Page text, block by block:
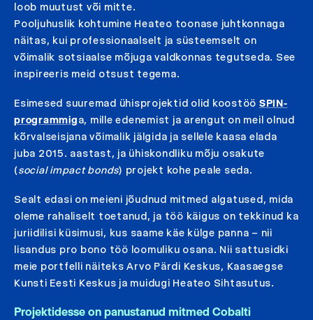
loob muutust või mitte.
Pooljuhuslik kohtumine Heateo toonase juhtkonnaga
näitas, kui professionaalselt ja süsteemselt on
võimalik sotsiaalse mõjuga valdkonnas tegutseda. See
inspireeris meid otsust tegema.
Esimesed suuremad ühisprojektid olid koostöö SPIN-
programmiga, mille edenemist ja arengut on meil olnud
kõrvalseisjana võimalik jälgida ja sellele kaasa elada
juba 2015. aastast, ja ühiskondliku mõju osakute
(social impact bonds) projekt kohe peale seda.
Sealt edasi on meieni jõudnud mitmed algatused, mida
oleme rahaliselt toetanud, ja töö käigus on tekkinud ka
juriidilisi küsimusi, kus saame käe külge panna – nii
lisandus pro bono töö loomuliku osana. Nii sattusidki
meie portfelli näiteks Arvo Pärdi Keskus, Kaasaegse
Kunsti Eesti Keskus ja muidugi Heateo Sihtasutus.
Projektidesse on panustanud mitmed Cobalti